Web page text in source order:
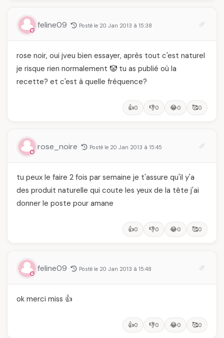
feline09 Posté le 20 Jan 2013 à 15:38
rose noir, oui jveu bien essayer, après tout c'est naturel
je risque rien normalement 🤡 tu as publié où la
recette? et c'est à quelle fréquence?
👍0 👎0 😂0 🥰0
rose_noire Posté le 20 Jan 2013 à 15:45
tu peux le faire 2 fois par semaine je t'assure qu'il y'a
des produit naturelle qui coute les yeux de la tête j'ai
donner le poste pour amane
👍0 👎0 😂0 🥰0
feline09 Posté le 20 Jan 2013 à 15:48
ok merci miss 👍
👍0 👎0 😂0 🥰0